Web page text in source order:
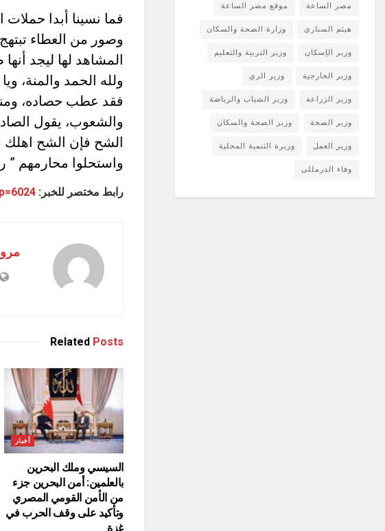
فما نسينا أبدا
وصور من العطاء
المشاهد لها ليجد
ولله الحمد والمنة،
فقد عطب حصاده،
والشعوب، يقول
الشح فإن الشح
واستحلوا محارمهم ”
رابط مختصر للخبر:
Related Posts
أخبار
السيسي وملك البحرين
بالعلمين: أمن البحرين جزء
من الأمن القومي المصري
وتأكيد على وقف الحرب في
غزة
مصر الساعة موقع مصر الساعة
هيثم السنارى وزارة الصحة والسكان
وزير الإسكان وزير التربية والتعليم
وزير الخارجية وزير الري
وزير الزراعة وزير الشباب والرياضة
وزير الصحة وزير الصحة والسكان
وزير العمل وزيرة التنمية المحلية
وفاء الدرمللى